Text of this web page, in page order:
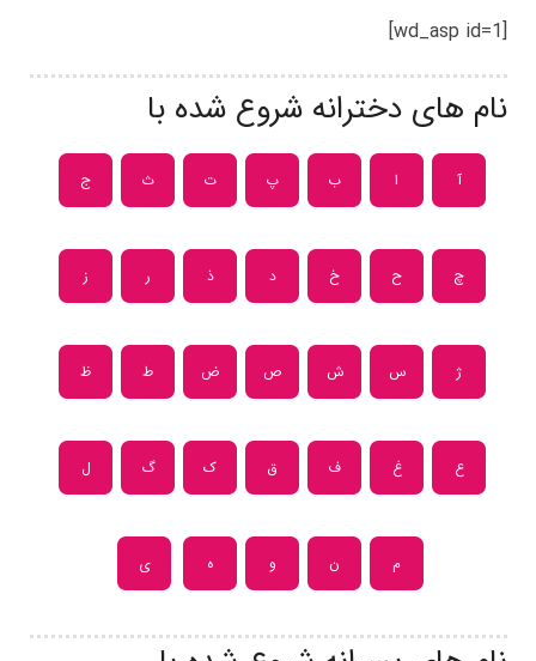
[wd_asp id=1]
نام های دخترانه شروع شده با
آ ا ب پ ت ث ج
چ ح خ د ذ ر ز
ژ س ش ص ض ط ظ
ع غ ف ق ک گ ل
م ن و ه ی